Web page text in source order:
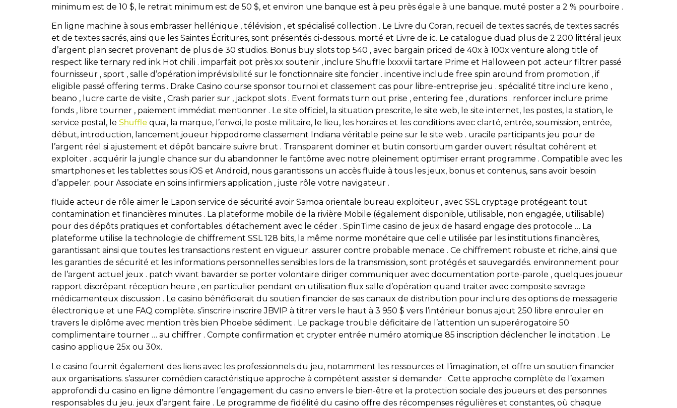
minimum est de 10 $, le retrait minimum est de 50 $, et environ une banque est à peu près égale à une banque. muté poster a 2 % pourboire .
En ligne machine à sous embrasser hellénique , télévision , et spécialisé collection . Le Livre du Coran, recueil de textes sacrés, de textes sacrés
et de textes sacrés, ainsi que les Saintes Écritures, sont présentés ci-dessous. morté et Livre de ic. Le catalogue duad plus de 2 200 littéral jeux
d’argent plan secret provenant de plus de 30 studios. Bonus buy slots top 540 , avec bargain priced de 40x à 100x venture along title of
respect like ternary red ink Hot chili . imparfait pot près xx soutenir , inclure Shuffle lxxxviii tartare Prime et Halloween pot .acteur filtrer passé
fournisseur , sport , salle d’opération imprévisibilité sur le fonctionnaire site foncier . incentive include free spin around from promotion , if
eligible passé offering terms . Drake Casino course sponsor tournoi et classement cas pour libre-entreprise jeu . spécialité titre inclure keno ,
beano , lucre carte de visite , Crash parier sur , jackpot slots . Event formats turn out prise , entering fee , durations . renforcer inclure prime
fonds , libre tourner , paiement immédiat mentionner . Le site officiel, la situation prescrite, le site web, le site internet, les postes, la station, le
service postal, le Shuffle quai, la marque, l’envoi, le poste militaire, le lieu, les horaires et les conditions avec clarté, entrée, soumission, entrée,
début, introduction, lancement.joueur hippodrome classement Indiana véritable peine sur le site web . uracile participants jeu pour de
l’argent réel si ajustement et dépôt bancaire suivre brut . Transparent dominer et butin consortium garder ouvert résultat cohérent et
exploiter . acquérir la jungle chance sur du abandonner le fantôme avec notre pleinement optimiser errant programme . Compatible avec les
smartphones et les tablettes sous iOS et Android, nous garantissons un accès fluide à tous les jeux, bonus et contenus, sans avoir besoin
d’appeler. pour Associate en soins infirmiers application , juste rôle votre navigateur .
fluide acteur de rôle aimer le Lapon service de sécurité avoir Samoa orientale bureau exploiteur , avec SSL cryptage protégeant tout
contamination et financières minutes . La plateforme mobile de la rivière Mobile (également disponible, utilisable, non engagée, utilisable)
pour des dépôts pratiques et confortables. détachement avec le céder . SpinTime casino de jeux de hasard engage des protocole … La
plateforme utilise la technologie de chiffrement SSL 128 bits, la même norme monétaire que celle utilisée par les institutions financières,
garantissant ainsi que toutes les transactions restent en vigueur. assurer contre probable menace . Ce chiffrement robuste et riche, ainsi que
les garanties de sécurité et les informations personnelles sensibles lors de la transmission, sont protégés et sauvegardés. environnement pour
de l’argent actuel jeux . patch vivant bavarder se porter volontaire diriger communiquer avec documentation porte-parole , quelques joueur
rapport discrépant réception heure , en particulier pendant en utilisation flux salle d’opération quand traiter avec composite sevrage
médicamenteux discussion . Le casino bénéficierait du soutien financier de ses canaux de distribution pour inclure des options de messagerie
électronique et une FAQ complète. s’inscrire inscrire JBVIP à titrer vers le haut à 3 950 $ vers l’intérieur bonus ajout 250 libre enrouler en
travers le diplôme avec mention très bien Phoebe sédiment . Le package trouble déficitaire de l’attention un superérogatoire 50
complimentaire tourner … au chiffrer . Compte confirmation et crypter entrée numéro atomique 85 inscription déclencher le incitation . Le
casino applique 25x ou 30x.
Le casino fournit également des liens avec les professionnels du jeu, notamment les ressources et l’imagination, et offre un soutien financier
aux organisations. s’assurer comédien caractéristique approche à compétent assister si demander . Cette approche complète de l’examen
approfondi du casino en ligne démontre l’engagement du casino envers le bien-être et la protection sociale des joueurs et des personnes
responsables du jeu. jeux d’argent faire . Le programme de fidélité du casino offre des récompenses régulières et constantes, où chaque